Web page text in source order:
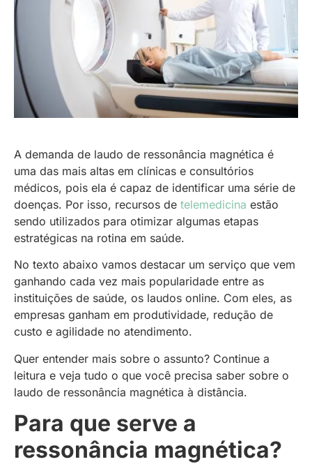
A demanda de laudo de ressonância magnética é
uma das mais altas em clínicas e consultórios
médicos, pois ela é capaz de identificar uma série de
doenças. Por isso, recursos de telemedicina estão
sendo utilizados para otimizar algumas etapas
estratégicas na rotina em saúde.
No texto abaixo vamos destacar um serviço que vem
ganhando cada vez mais popularidade entre as
instituições de saúde, os laudos online. Com eles, as
empresas ganham em produtividade, redução de
custo e agilidade no atendimento.
Quer entender mais sobre o assunto? Continue a
leitura e veja tudo o que você precisa saber sobre o
laudo de ressonância magnética à distância.
Para que serve a
ressonância magnética?